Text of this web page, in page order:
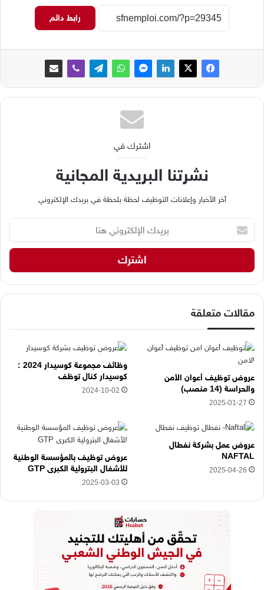
رابط دائم
اشترك في
نشرتنا البريدية المجانية
آخر الأخبار وإعلانات التوظيف لحظة بلحظة في بريدك الإلكتروني
ي
ك
ا
إ
ت
ر
ي
ن
مقالات متعلقة
عروض توظيف أعوان الأمن
والحراسة (14 منصب)
2025-01-27
وظائف مجموعة كوسيدار 2024 :
كوسيدار كنال توظف
2024-10-02
عروض عمل بشركة نفطال
NAFTAL
2025-04-26
عروض توظيف بالمؤسسة الوطنية
للأشغال البترولية الكبرى GTP
2025-03-03